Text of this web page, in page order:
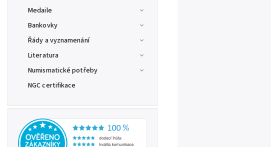
Medaile
Bankovky
Řády a vyznamenání
Literatura
Numismatické potřeby
NGC certifikace